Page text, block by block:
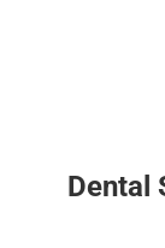
Dental